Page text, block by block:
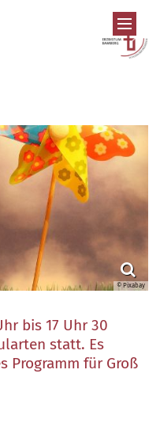
© Pixabay
bis 17 Uhr 30
statt. Es
Programm für Groß